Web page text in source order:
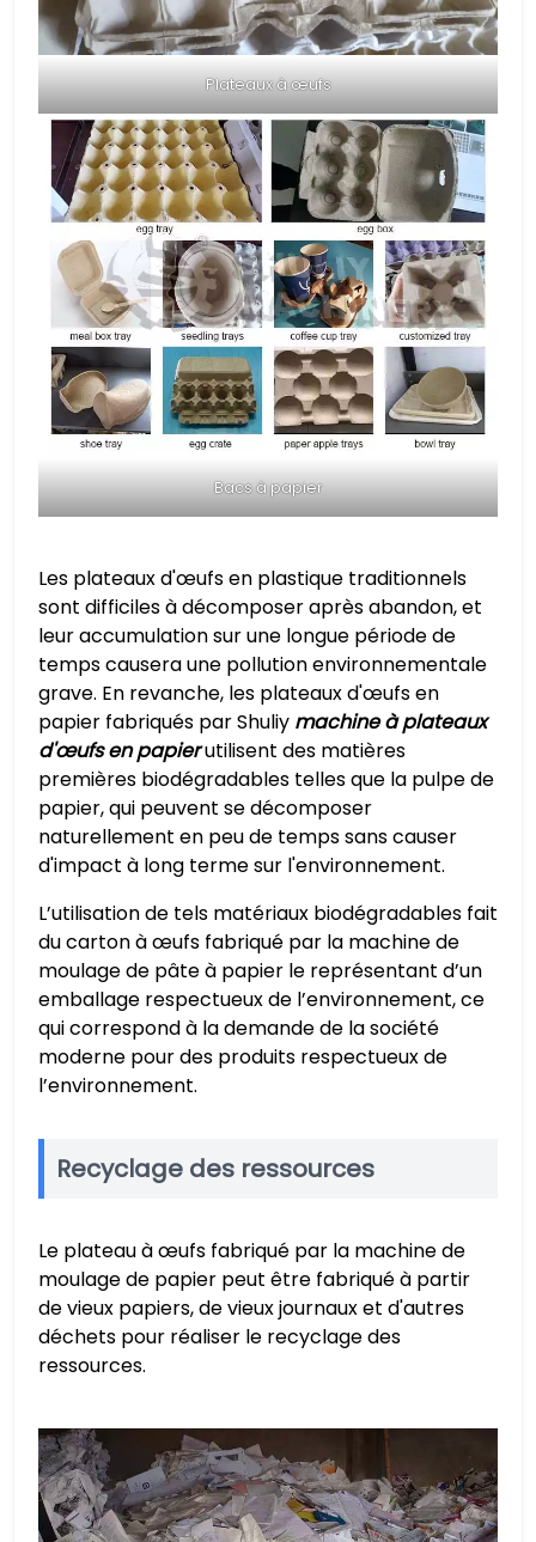
Plateaux à œufs
Bacs à papier
Les plateaux d'œufs en plastique traditionnels
sont difficiles à décomposer après abandon, et
leur accumulation sur une longue période de
temps causera une pollution environnementale
grave. En revanche, les plateaux d'œufs en
papier fabriqués par Shuliy machine à plateaux
d'œufs en papierutilisent des matières
premières biodégradables telles que la pulpe de
papier, qui peuvent se décomposer
naturellement en peu de temps sans causer
d'impact à long terme sur l'environnement.
L’utilisation de tels matériaux biodégradables fait
du carton à œufs fabriqué par la machine de
moulage de pâte à papier le représentant d’un
emballage respectueux de l’environnement, ce
qui correspond à la demande de la société
moderne pour des produits respectueux de
l’environnement.
Recyclage des ressources
Le plateau à œufs fabriqué par la machine de
moulage de papier peut être fabriqué à partir
de vieux papiers, de vieux journaux et d'autres
déchets pour réaliser le recyclage des
ressources.